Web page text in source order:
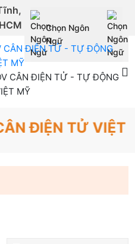
Chọn Ngôn
Ngữ
Powered by
Translate
TỬ VIỆT MỸ